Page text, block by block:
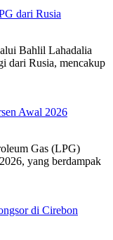
dari Rusia
Bahlil Lahadalia
dari Rusia, mencakup
Awal 2026
Gas (LPG)
yang berdampak
di Cirebon